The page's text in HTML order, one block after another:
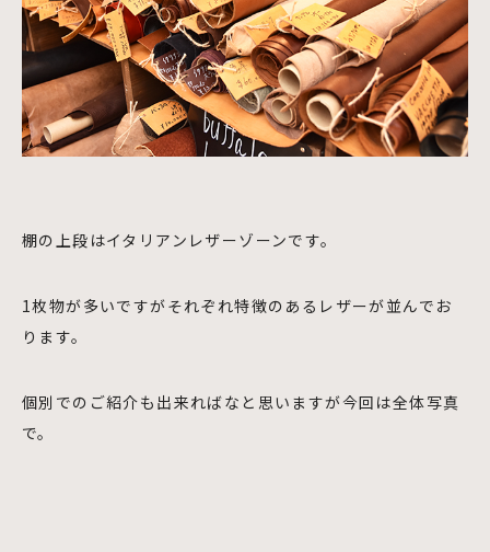
棚の上段はイタリアンレザーゾーンです。
1枚物が多いですがそれぞれ特徴のあるレザーが並んでお
ります。
個別でのご紹介も出来ればなと思いますが今回は全体写真
で。